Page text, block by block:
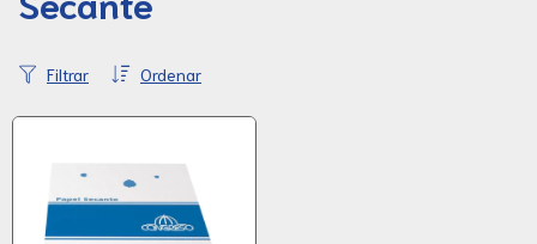
Ordenar
Filtrar